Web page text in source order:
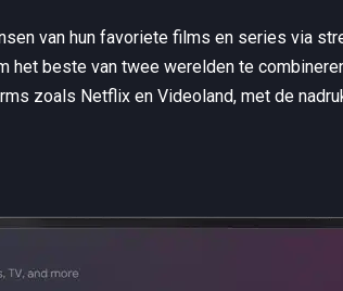
van hun favoriete films en series via
het beste van twee werelden te
zoals Netflix en Videoland, met de